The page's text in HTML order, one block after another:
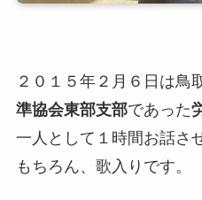
２０１５年２月６日は鳥
準協会東部支部であった
一人として１時間お話さ
もちろん、歌入りです。